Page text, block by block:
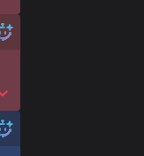
Show More Detail Games
Show More Detail Games